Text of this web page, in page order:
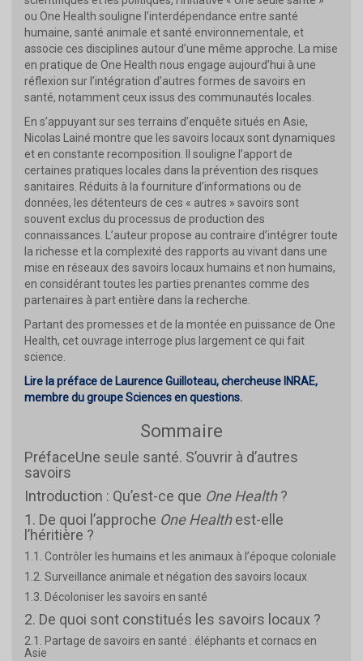
ou One Health souligne l’interdépendance entre santé
humaine, santé animale et santé environnementale, et
associe ces disciplines autour d’une même approche. La mise
en pratique de One Health nous engage aujourd’hui à une
réflexion sur l’intégration d’autres formes de savoirs en
santé, notamment ceux issus des communautés locales.
En s’appuyant sur ses terrains d’enquête situés en Asie,
Nicolas Lainé montre que les savoirs locaux sont dynamiques
et en constante recomposition. Il souligne l’apport de
certaines pratiques locales dans la prévention des risques
sanitaires. Réduits à la fourniture d’informations ou de
données, les détenteurs de ces « autres » savoirs sont
souvent exclus du processus de production des
connaissances. L’auteur propose au contraire d’intégrer toute
la richesse et la complexité des rapports au vivant dans une
mise en réseaux des savoirs locaux humains et non humains,
en considérant toutes les parties prenantes comme des
partenaires à part entière dans la recherche.
Partant des promesses et de la montée en puissance de One
Health, cet ouvrage interroge plus largement ce qui fait
science.
Lire la préface de Laurence Guilloteau, chercheuse INRAE,
membre du groupe Sciences en questions.
Sommaire
PréfaceUne seule santé. S’ouvrir à d’autres
savoirs
Introduction : Qu’est-ce que One Health?
1. De quoi l’approche One Healthest-elle
l’héritière ?
1.1. Contrôler les humains et les animaux à l’époque coloniale
1.2. Surveillance animale et négation des savoirs locaux
1.3. Décoloniser les savoirs en santé
2. De quoi sont constitués les savoirs locaux ?
2.1. Partage de savoirs en santé : éléphants et cornacs en
Asie